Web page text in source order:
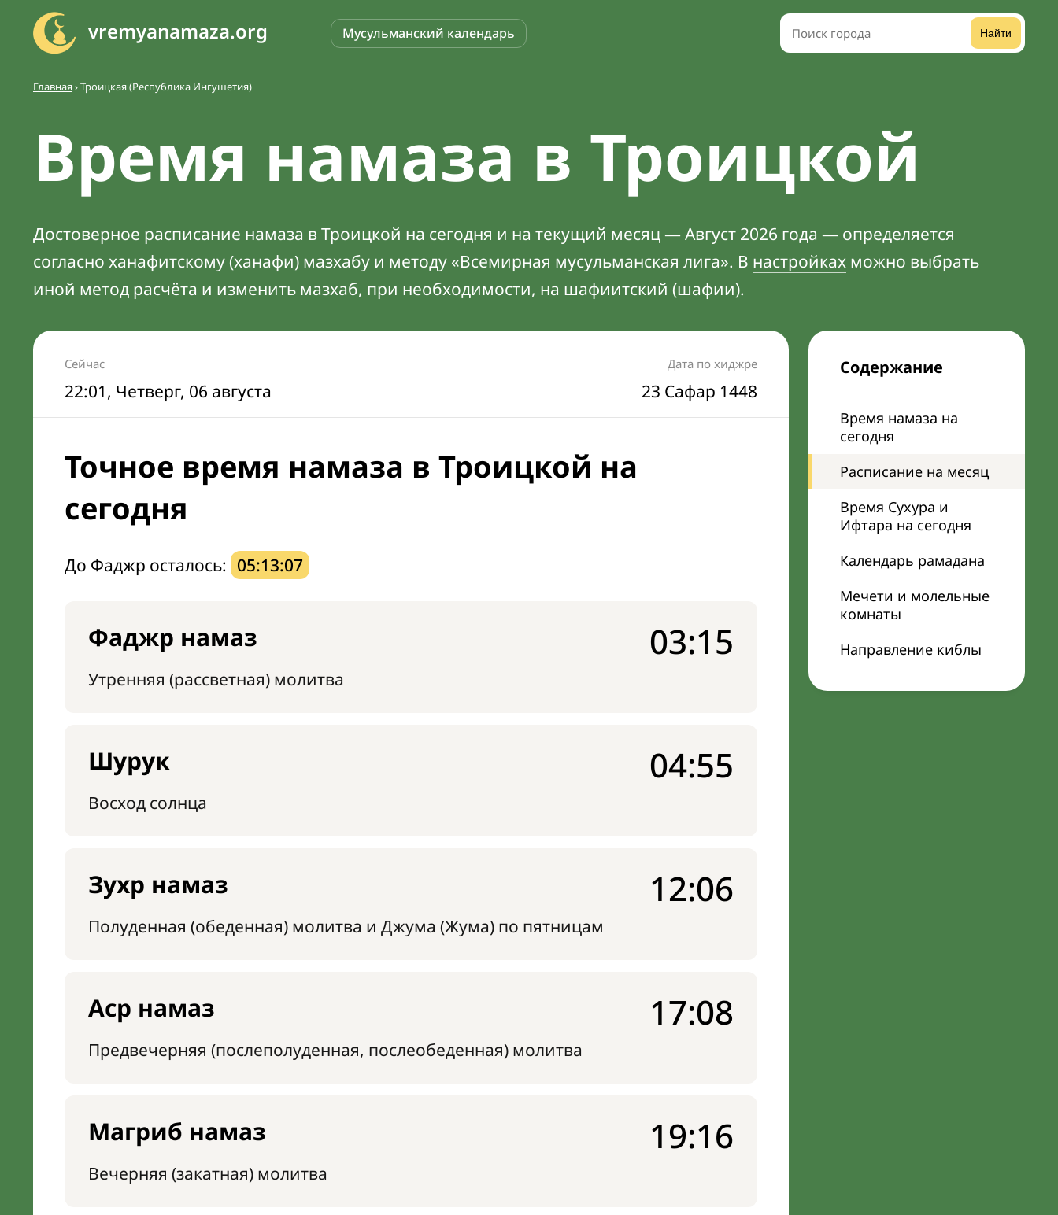
vremyanamaza.org Мусульманский календарь Найти
Главная›Троицкая (Республика Ингушетия)
Время намаза в Троицкой
Достоверное расписание намаза в Троицкой на сегодня и на текущий месяц — Август 2026 года — определяется
согласно ханафитскому (ханафи) мазхабу и методу «Всемирная мусульманская лига». В настройках можно выбрать
иной метод расчёта и изменить мазхаб, при необходимости, на шафиитский (шафии).
Содержание
Время намаза на
сегодня
Расписание на месяц
Время Сухура и
Ифтара на сегодня
Календарь рамадана
Мечети и молельные
комнаты
Направление киблы
Сейчас
22:01, Четверг, 06 августа
Дата по хиджре
23 Сафар 1448
Точное время намаза в Троицкой на
сегодня
До Фаджр осталось: 05:13:06
Фаджр намаз
Утренняя (рассветная) молитва
03:15
Шурук
Восход солнца
04:55
Зухр намаз
Полуденная (обеденная) молитва и Джума (Жума) по пятницам
12:06
Аср намаз
Предвечерняя (послеполуденная, послеобеденная) молитва
17:08
Магриб намаз
Вечерняя (закатная) молитва
19:16